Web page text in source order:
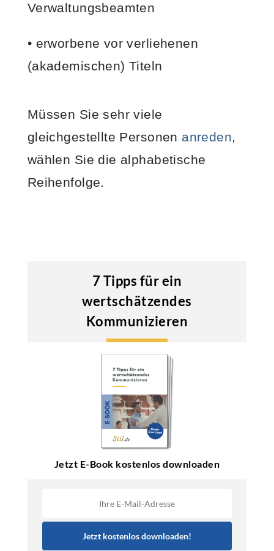
Verwaltungsbeamten
• erworbene vor verliehenen
(akademischen) Titeln
Müssen Sie sehr viele
gleichgestellte Personen anreden,
wählen Sie die alphabetische
Reihenfolge.